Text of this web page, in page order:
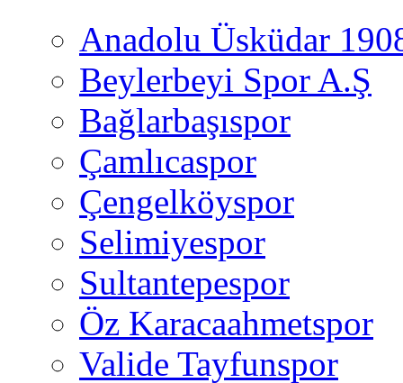
Anadolu Üsküdar
Beylerbeyi Spor A.Ş
Bağlarbaşıspor
Çamlıcaspor
Çengelköyspor
Selimiyespor
Sultantepespor
Öz Karacaahmetspor
Valide Tayfunspor